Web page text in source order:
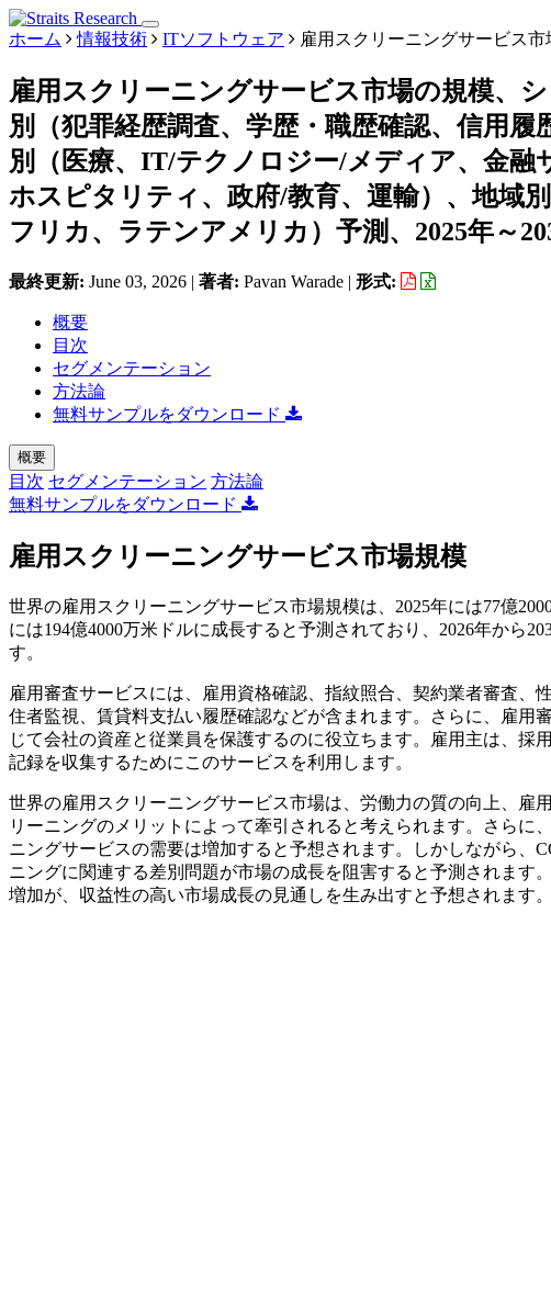
ホーム 情報技術 ITソフトウェア 雇用スクリーニングサービス市
雇用スクリーニングサービス市場の規模、
別（犯罪経歴調査、学歴・職歴確認、信用
別（医療、IT/テクノロジー/メディア、金融
ホスピタリティ、政府/教育、運輸）、地域
フリカ、ラテンアメリカ）予測、2025年～
最終更新: June 03, 2026 | 著者: Pavan Warade | 形式:
概要
目次
セグメンテーション
方法論
無料サンプルをダウンロード
概要
目次 セグメンテーション 方法論
無料サンプルをダウンロード
雇用スクリーニングサービス市場規模
世界の雇用スクリーニングサービス市場規模は、2025年には77億
には194億4000万米ドルに成長すると予測されており、2026年から
す。
雇用審査サービスには、雇用資格確認、指紋照合、契約業者審査
住者監視、賃貸料支払い履歴確認などが含まれます。さらに、雇用
じて会社の資産と従業員を保護するのに役立ちます。雇用主は、
記録を収集するためにこのサービスを利用します。
世界の雇用スクリーニングサービス市場は、労働力の質の向上、雇
リーニングのメリットによって牽引されると考えられます。さら
ニングサービスの需要は増加すると予想されます。しかしながら、
ニングに関連する差別問題が市場の成長を阻害すると予測されま
増加が、収益性の高い市場成長の見通しを生み出すと予想されます。